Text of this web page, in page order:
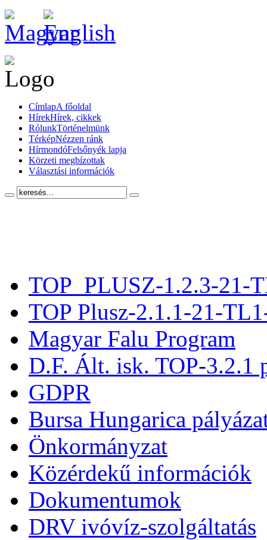
CímlapA főoldal
HírekHírek, cikkek
RólunkTörténelmünk
TérképNézzen ránk
HírmondóFelsőnyék lapja
Körzeti megbízottak
Választási információk
TOP_PLUSZ-1.2.3-21-
TOP Plusz-2.1.1-21-
Magyar Falu Program
D.F. Ált. isk. TOP-3.2.1
GDPR
Bursa Hungarica
Önkormányzat
Közérdekű információk
Dokumentumok
DRV ivóvíz-szolgáltatás